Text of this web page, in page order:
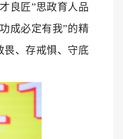
良匠”思政育人品
成必定有我”的精
畏、存戒惧、守底